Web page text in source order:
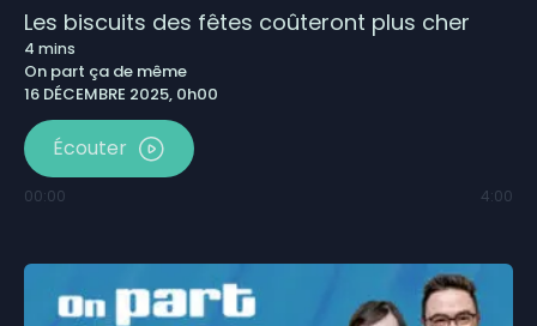
Les biscuits des fêtes coûteront plus cher
4 mins
On part ça de même
16 DÉCEMBRE 2025, 0h00
Écouter
00:00 4:00